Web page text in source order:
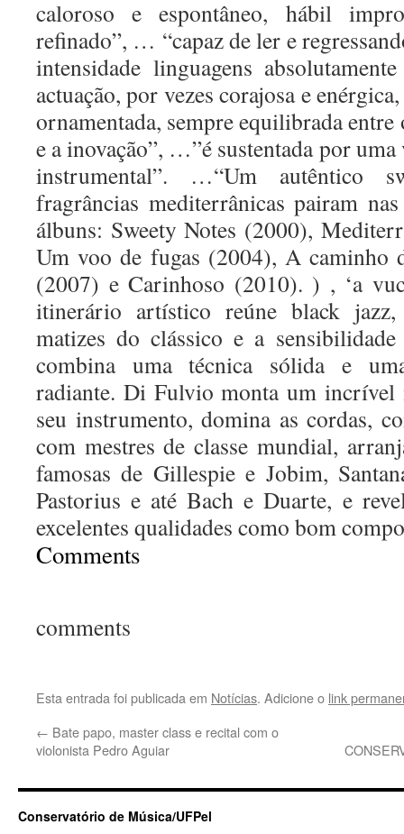
caloroso e espontâneo, hábil
refinado”, … “capaz de ler e
intensidade linguagens
actuação, por vezes corajosa e
ornamentada, sempre equilibrada
e a inovação”, …”é sustentada por uma
instrumental”. …“Um autêntico
fragrâncias mediterrânicas pairam
álbuns: Sweety Notes (2000),
Um voo de fugas (2004), A caminho
(2007) e Carinhoso (2010). ) , ‘a
itinerário artístico reúne black
matizes do clássico e a
combina uma técnica sólida e
radiante. Di Fulvio monta um incrível
seu instrumento, domina as cordas,
com mestres de classe mundial,
famosas de Gillespie e Jobim,
Pastorius e até Bach e Duarte, e
excelentes qualidades como bom
Comments
comments
Esta entrada foi publicada em Notícias. Adicione o link
← Bate papo, master class e recital com o
violonista Pedro Aguiar
Conservatório de Música/UFPel